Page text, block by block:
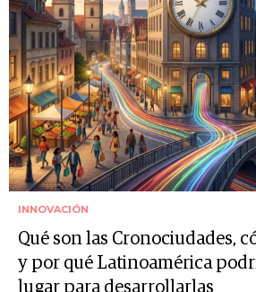
INNOVACIÓN
Qué son las Cronociudades,
y por qué Latinoamérica
lugar para desarrollarlas